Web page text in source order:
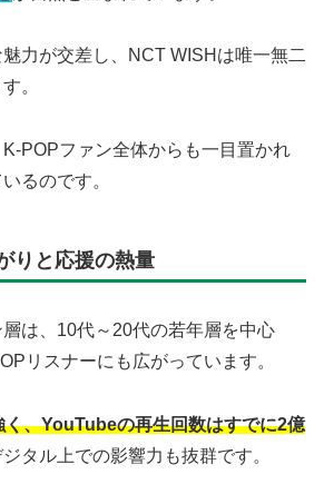
力が交差し、NCT WISHは唯一無二
。
POPファン全体からも一目置かれ
るのです。
りと応援の熱量
は、10代～20代の若年層を中心
リスナーにも広がっています。
、YouTubeの再生回数はすでに2億
タル上での影響力も抜群です。